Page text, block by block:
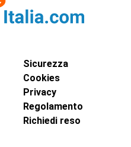
Sicurezza
Cookies
Privacy
Regolamento
Richiedi reso